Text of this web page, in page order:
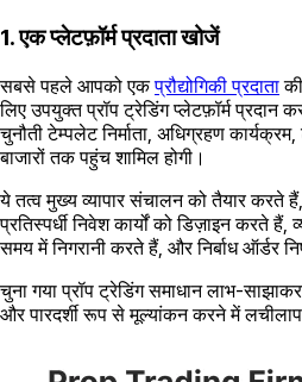
1. एक प्लेटफ़ॉर्म प्रदाता खोजें
सबसे पहले आपको एकप्रौद्योगिकी प्रदाता
लिए उपयुक्त प्रॉप ट्रेडिंग प्लेटफ़ॉर्म प्रदान
चुनौती टेम्पलेट निर्माता, अधिग्रहण
बाजारों तक पहुंच शामिल होगी।
ये तत्व मुख्य व्यापार संचालन को तैयार करते
प्रतिस्पर्धी निवेश कार्यों को डिज़ाइन करते हैं,
समय में निगरानी करते हैं, और निर्बाध ऑर्डर
चुना गया प्रॉप ट्रेडिंग समाधान लाभ-
और पारदर्शी रूप से मूल्यांकन करने में